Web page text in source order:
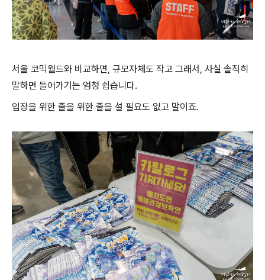
서울 코믹월드와 비교하면, 규모자체도 작고 그래서, 사실 솔직히
말하면 들어가기는 엄청 쉽습니다.
입장을 위한 줄을 위한 줄을 설 필요도 없고 말이죠.